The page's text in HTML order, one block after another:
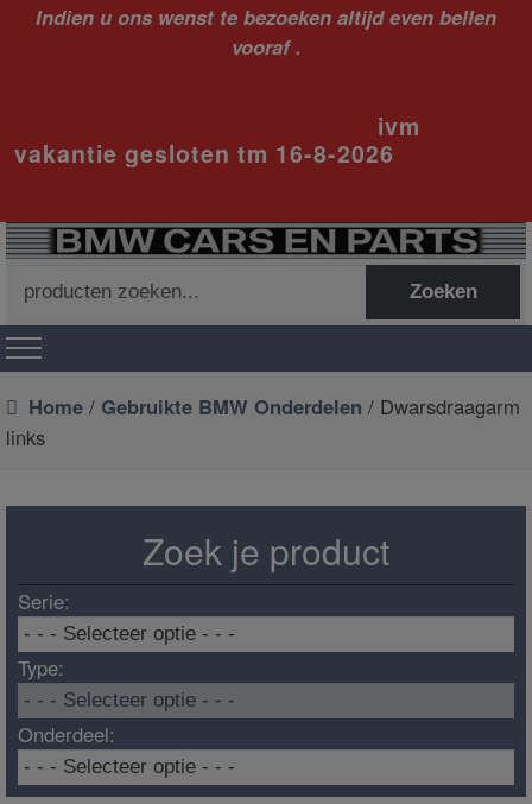
Indien u ons wenst te bezoeken altijd even bellen
vooraf .
ivm
vakantie gesloten tm 16-8-2026
naar:
Zoeken
Home / Gebruikte BMW Onderdelen / Dwarsdraagarm
links
Zoek je product
Serie:
Type:
Onderdeel: